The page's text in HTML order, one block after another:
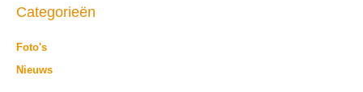
Categorieën
Foto's
Nieuws